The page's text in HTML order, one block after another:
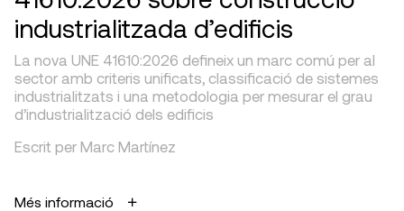
industrialitzada d’edificis
La nova UNE 41610:2026 defineix un marc comú per al
sector amb criteris unificats, classificació de sistemes
industrialitzats i una metodologia per mesurar el grau
d’industrialització dels edificis
Escrit per Marc Martínez
Més informació